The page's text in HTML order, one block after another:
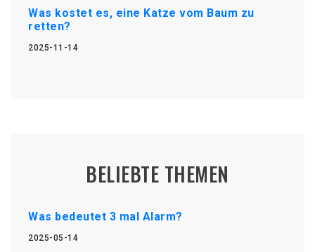
Was kostet es, eine Katze vom Baum zu
retten?
2025-11-14
BELIEBTE THEMEN
Was bedeutet 3 mal Alarm?
2025-05-14